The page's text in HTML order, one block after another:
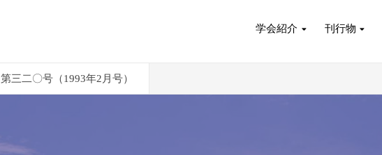
学会紹介 刊行物
第三二〇号（1993年2月号）